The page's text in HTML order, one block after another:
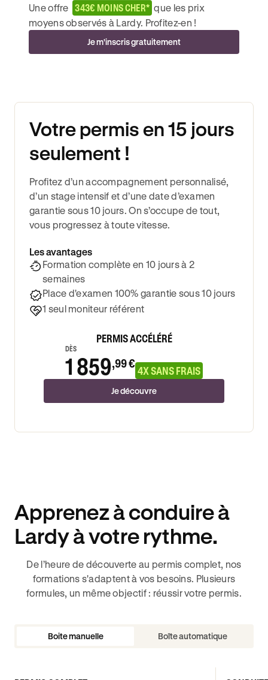
Une offre 343€ MOINS CHER* que les prix
moyens observés à Lardy. Profitez-en !
Je m'inscris gratuitement
Votre permis en 15 jours
seulement !
Profitez d’un accompagnement personnalisé,
d’un stage intensif et d’une date d’examen
garantie sous 10 jours. On s’occupe de tout,
vous progressez à toute vitesse.
Les avantages
Formation complète en 10 jours à 2
semaines
Place d'examen 100% garantie sous 10 jours
1 seul moniteur référent
PERMIS ACCÉLÉRÉ
DÈS
1 859,99 €
4X SANS FRAIS
Je découvre
Apprenez à conduire à
Lardy à votre rythme.
De l’heure de découverte au permis complet, nos
formations s'adaptent à vos besoins. Plusieurs
formules, un même objectif : réussir votre permis.
Boite manuelle Boîte automatique